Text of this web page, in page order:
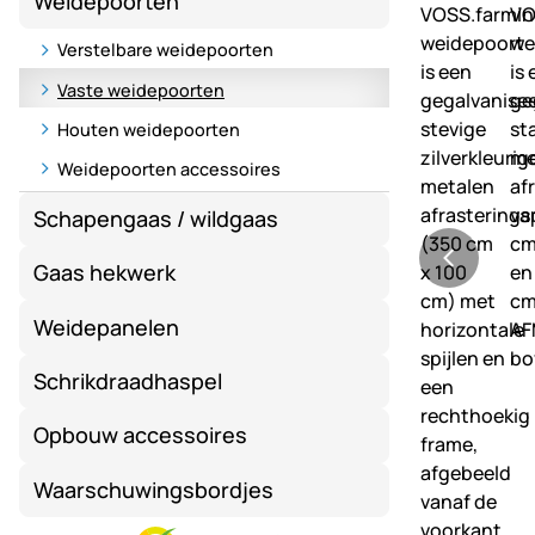
Verstelbare weidepoorten
Vaste weidepoorten
Houten weidepoorten
Weidepoorten accessoires
Schapengaas / wildgaas
Gaas hekwerk
Weidepanelen
Schrikdraadhaspel
Opbouw accessoires
Waarschuwingsbordjes